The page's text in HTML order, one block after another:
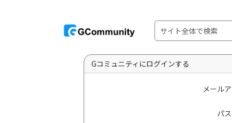
Gコミュニティにログインする
メール
パ